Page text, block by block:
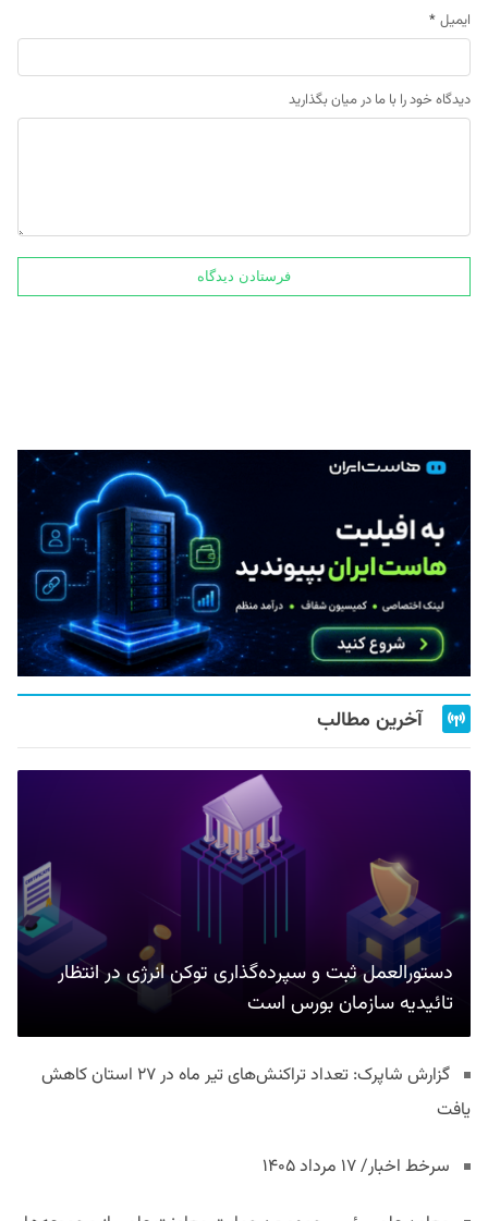
ایمیل *
دیدگاه خود را با ما در میان بگذارید
آخرین مطالب
دستورالعمل ثبت و سپرده‌گذاری توکن انرژی در انتظار
تائیدیه سازمان بورس است
گزارش شاپرک: تعداد تراکنش‌های تیر ماه در ۲۷ استان‌ کاهش
یافت
سرخط اخبار/ ۱۷ مرداد ۱۴۰۵